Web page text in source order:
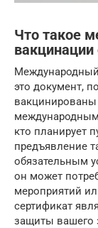
Что такое
вакцинации
это документ,
вакцинированы
кто планирует
предъявление
обязательным
он может
мероприятий
сертификат
защиты вашего